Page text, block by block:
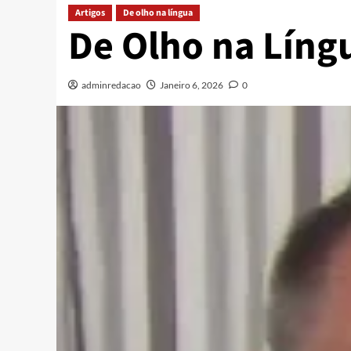
Artigos De olho na língua
De Olho na
adminredacao Janeiro 6, 2026 0